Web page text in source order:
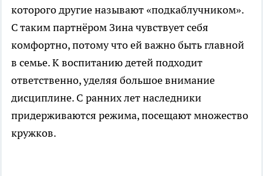
которого другие называют «подкаблучником».
С таким партнёром Зина чувствует себя
комфортно, потому что ей важно быть главной
в семье. К воспитанию детей подходит
ответственно, уделяя большое внимание
дисциплине. С ранних лет наследники
придерживаются режима, посещают множество
кружков.